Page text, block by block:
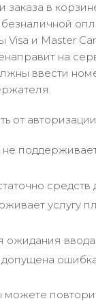
в
безналичной
и Master
на
ввести
от
средств
услугу
ожидания ввода
можете